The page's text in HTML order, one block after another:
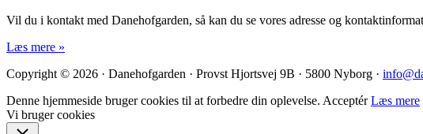
Vil du i kontakt med Danehofgarden, så kan du se vores adresse og
Læs mere »
Copyright © 2026 · Danehofgarden · Provst Hjortsvej 9B · 5800 Nyborg ·
Denne hjemmeside bruger cookies til at forbedre din oplevelse. Acceptér Læs mere
Vi bruger cookies